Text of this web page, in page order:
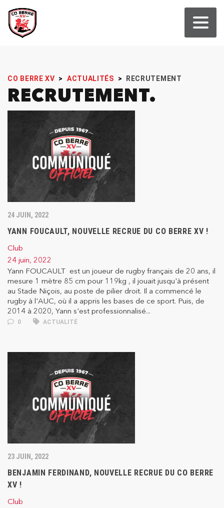
CO BERRE XV > ACTUALITÉS > RECRUTEMENT
RECRUTEMENT
24 JUIN, 2022
YANN FOUCAULT, NOUVELLE RECRUE DU CO BERRE XV !
Club
24 juin, 2022
Yann FOUCAULT est un joueur de rugby français de 20 ans, il
mesure 1 mètre 85 cm pour 119kg , il jouait jusqu'à présent
au Stade Niçois, au poste de pilier droit. Il a commencé le
rugby à l'AUC, où il a appris les bases de ce sport. Puis, de
2014 à 2020, Yann s'est professionnalisé...
0 ACTUALITÉ
23 JUIN, 2022
BENJAMIN FERDINAND, NOUVELLE RECRUE DU CO BERRE
XV !
Club